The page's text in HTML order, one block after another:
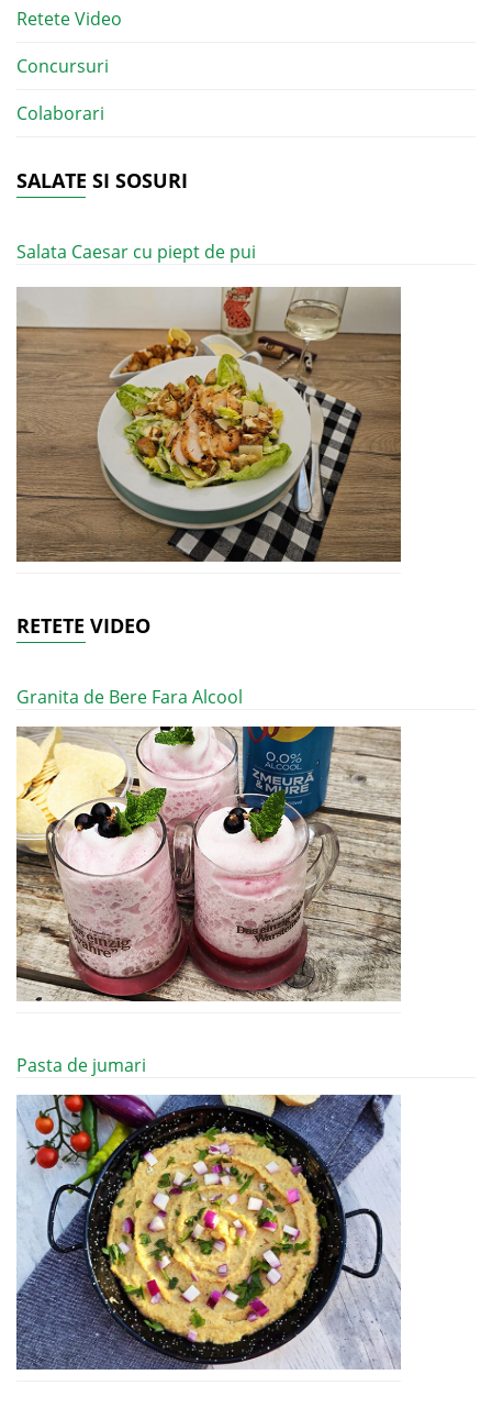
Retete Video
Concursuri
Colaborari
SALATE SI SOSURI
Salata Caesar cu piept de pui
RETETE VIDEO
Granita de Bere Fara Alcool
Pasta de jumari